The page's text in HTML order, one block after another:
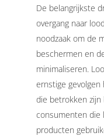
De belangrijkste
overgang naar
noodzaak om de
beschermen en
minimaliseren.
ernstige
die betrokken
consumenten die
producten